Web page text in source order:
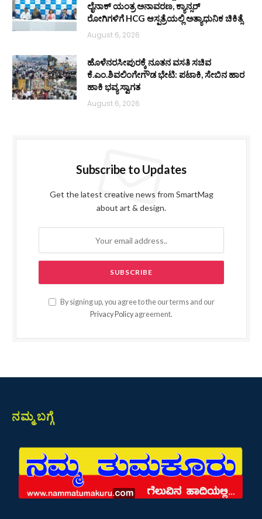
ಲೈನಾಕ್ ಯಂತ್ರ ಅನಾವರಣ, ಕ್ಯಾನ್ಸರ್
ರೋಗಿಗಳಿಗೆ HCG ಆಸ್ಪತ್ರೆಯಲ್ಲಿ ಅತ್ಯಾಧುನಿಕ ಚಿಕಿತ್ಸೆ
August 6, 2026
ಹೊಳೆನರಸೀಪುರಕ್ಕೆ ನೂತನ ವಸತಿ ಸಚಿವ
ಕೆ.ಎಂ.ಶಿವಲಿಂಗೇಗೌಡ ಭೇಟಿ: ಪಟಾಕಿ, ಸೇಬಿನ ಹಾರ
ಹಾಕಿ ಭವ್ಯ ಸ್ವಾಗತ
August 6, 2026
Subscribe to Updates
Get the latest creative news from SmartMag
about art & design.
By signing up, you agree to the our terms and our
Privacy Policy agreement.
ನಮ್ಮ ಬಗ್ಗೆ